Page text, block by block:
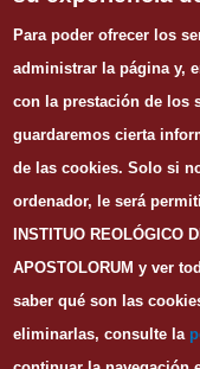
Instituto
Lunes a
Para poder ofrecer los
administrar la página y,
con la prestación de los
guardaremos cierta
de las cookies. Solo si
ordenador, le será
INSTITUO REOLÓGICO
APOSTOLORUM y ver
saber qué son las
eliminarlas, consulte la